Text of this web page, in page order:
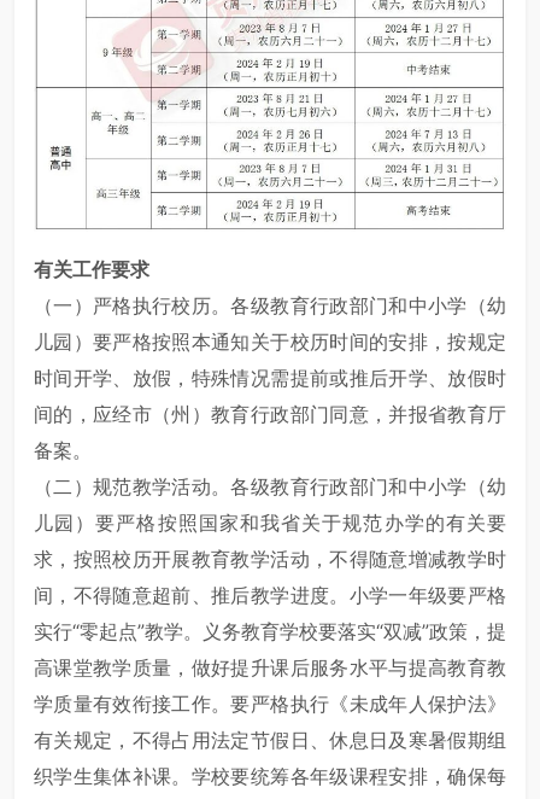
有关工作要求
（一）严格执行校历。各级教育行政部门和中小学（幼
儿园）要严格按照本通知关于校历时间的安排，按规定
时间开学、放假，特殊情况需提前或推后开学、放假时
间的，应经市（州）教育行政部门同意，并报省教育厅
备案。
（二）规范教学活动。各级教育行政部门和中小学（幼
儿园）要严格按照国家和我省关于规范办学的有关要
求，按照校历开展教育教学活动，不得随意增减教学时
间，不得随意超前、推后教学进度。小学一年级要严格
实行“零起点”教学。义务教育学校要落实“双减”政策，提
高课堂教学质量，做好提升课后服务水平与提高教育教
学质量有效衔接工作。要严格执行《未成年人保护法》
有关规定，不得占用法定节假日、休息日及寒暑假期组
织学生集体补课。学校要统筹各年级课程安排，确保每